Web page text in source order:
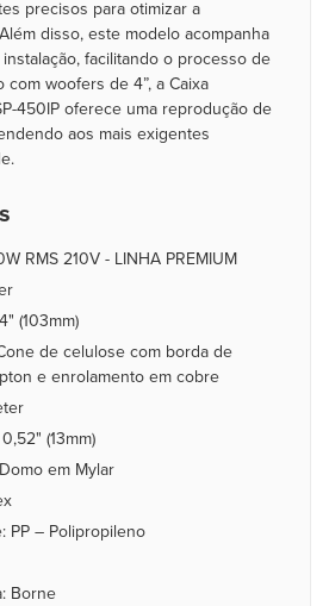
precisos para otimizar a
disso, este modelo acompanha
facilitando o processo de
com woofers de 4”, a Caixa
450IP oferece uma reprodução de
aos mais exigentes
RMS 210V - LINHA PREMIUM
(103mm)
de celulose com borda de
e enrolamento em cobre
(13mm)
em Mylar
PP – Polipropileno
Borne